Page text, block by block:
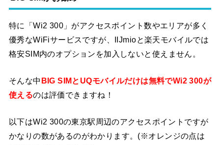
特に「Wi2 300」がアクセスポイント数やエリアが多く
優秀なWiFiサービスですが、IIJmioと楽天モバイルでは
格安SIM内のオプションを加入しないと使えません。
そんな中 BIG SIMとUQモバイルだけは無料でWi2 300が
使えるのは評価できますね！
以下はWi2 300の東京駅周辺のアクセスポイントですが
かなりの数があるのがわかります。(※オレンジの点は